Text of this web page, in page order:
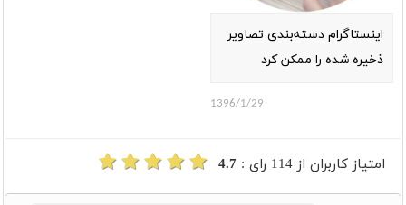
اینستاگرام دسته‌بندی تصاویر
ذخیره شده را ممکن کرد
1396/1/29
امتیاز کاربران از 114 رای : 4.7